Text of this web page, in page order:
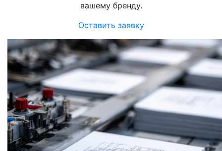
вашему бренду.
Оставить заявку